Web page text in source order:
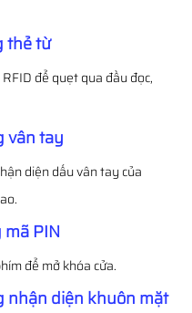
thẻ từ
để quẹt qua đầu đọc,
vân tay
diện dấu vân tay của
PIN
để mở khóa cửa.
nhận diện khuôn mặt